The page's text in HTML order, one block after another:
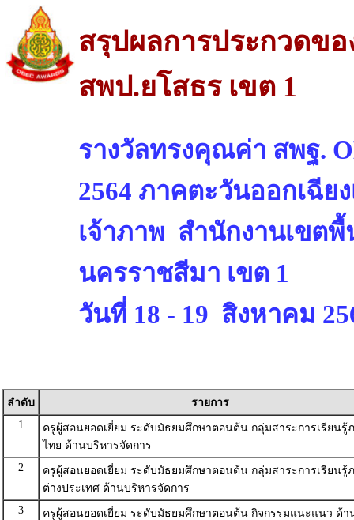
สรุปผลการประกวดข
สพป.ยโสธร เขต 1
รางวัลทรงคุณค่า สพฐ.
2564 ภาคตะวันออกเฉี
เจ้าภาพ สำนักงานเขต
นครราชสีมา เขต 1
วันที่ 18 - 19 สิงหาคม
ลำดับ
รายการ
1
ครูผู้สอนยอดเยี่ยม ระดับมัธยมศึกษาตอนต้น กลุ่มสาระการเรียนรู้
ไทย ด้านบริหารจัดการ
2
ครูผู้สอนยอดเยี่ยม ระดับมัธยมศึกษาตอนต้น กลุ่มสาระการเรียนรู้
ต่างประเทศ ด้านบริหารจัดการ
3
ครูผู้สอนยอดเยี่ยม ระดับมัธยมศึกษาตอนต้น กิจกรรมแนะแนว ด้า